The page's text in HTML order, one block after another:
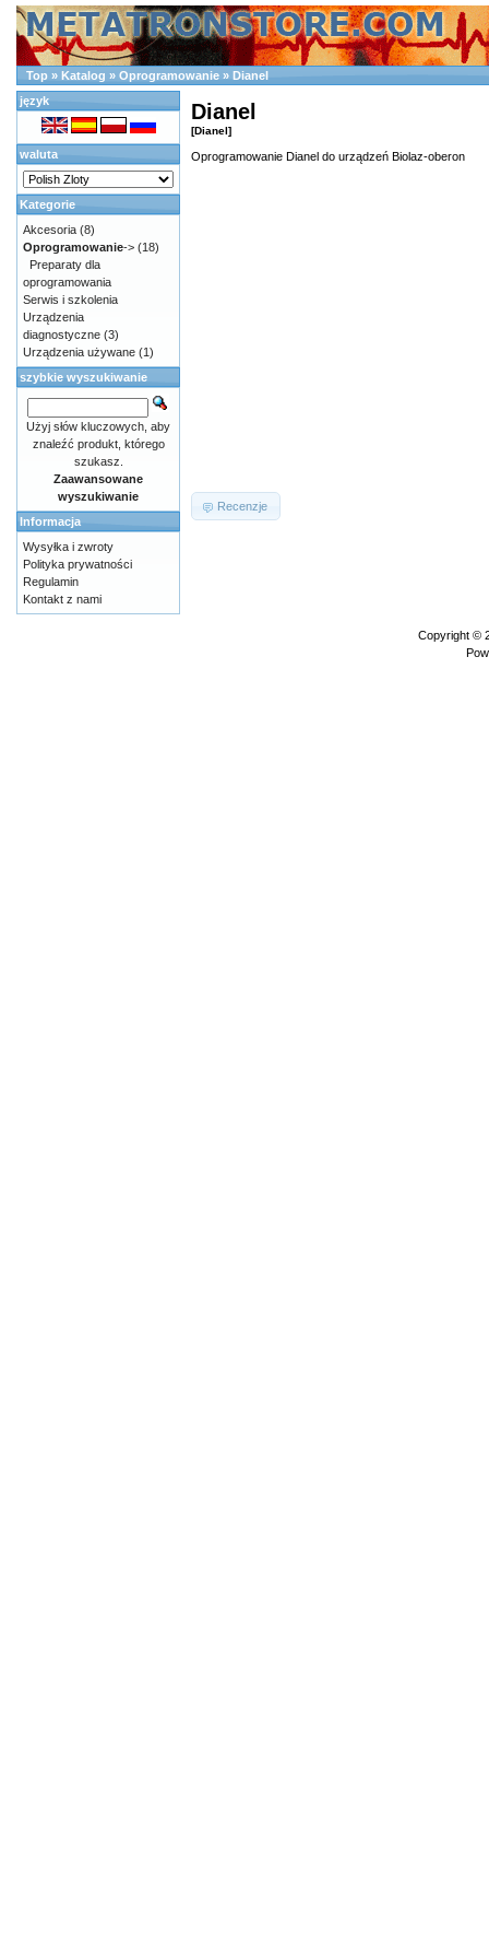
Top » Katalog » Oprogramowanie » Dianel
Dianel
[Dianel]
Oprogramowanie Dianel do urządzeń Biolaz-oberon
Recenzje
język
waluta
Kategorie
Akcesoria (8)
Oprogramowanie-> (18)
Preparaty dla
oprogramowania
Serwis i szkolenia
Urządzenia
diagnostyczne (3)
Urządzenia używane (1)
szybkie wyszukiwanie
Użyj słów kluczowych, aby
znaleźć produkt, którego
szukasz.
Zaawansowane
wyszukiwanie
Informacja
Wysyłka i zwroty
Polityka prywatności
Regulamin
Kontakt z nami
Copyright ©